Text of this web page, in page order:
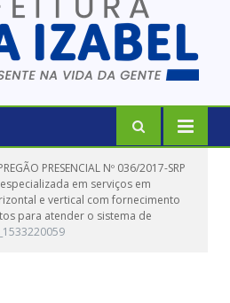
PRESENCIAL Nº 036/2017-SRP
em serviços em
e vertical com fornecimento
para atender o sistema de